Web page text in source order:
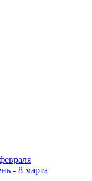
- 8 марта